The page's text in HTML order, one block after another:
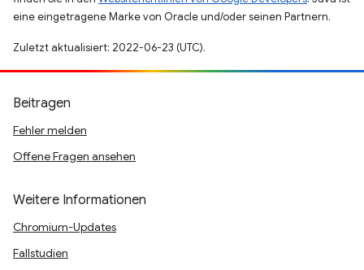
eine eingetragene Marke von Oracle und/oder seinen Partnern.
Zuletzt aktualisiert: 2022-06-23 (UTC).
Beitragen
Fehler melden
Offene Fragen ansehen
Weitere Informationen
Chromium-Updates
Fallstudien